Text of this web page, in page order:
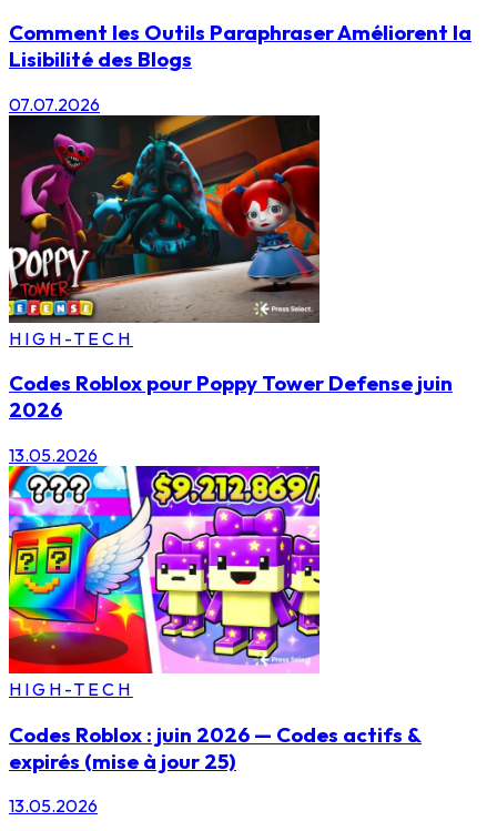
Comment les Outils Paraphraser Améliorent la
Lisibilité des Blogs
07.07.2026
HIGH-TECH
Codes Roblox pour Poppy Tower Defense juin
2026
13.05.2026
HIGH-TECH
Codes Roblox : juin 2026 — Codes actifs &
expirés (mise à jour 25)
13.05.2026